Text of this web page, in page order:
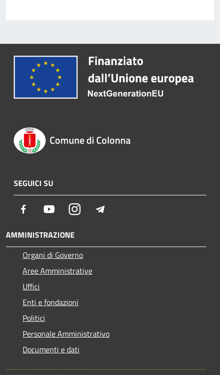
Comune di Colonna
SEGUICI SU
Facebook YoutubeInstagram
AMMINISTRAZIONE
Organi di Governo
Aree Amministrative
Uffici
Enti e fondazioni
Politici
Personale Amministrativo
Documenti e dati